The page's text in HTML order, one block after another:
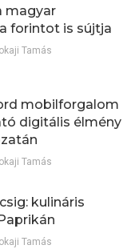
magyar
forintot is sújtja
Tamás
mobilforgalom
digitális élmény
Tamás
kulináris
Tamás